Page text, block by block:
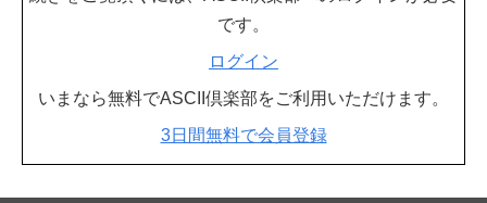
です。
ログイン
いまなら無料でASCII倶楽部をご利用いただけます。
3日間無料で会員登録